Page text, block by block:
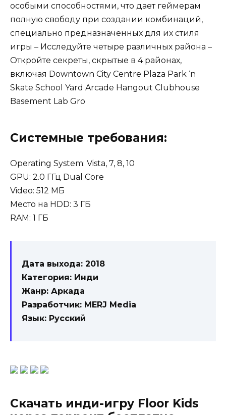
особыми способностями, что дает геймерам
полную свободу при создании комбинаций,
специально предназначенных для их стиля
игры – Исследуйте четыре различных района –
Откройте секреты, скрытые в 4 районах,
включая Downtown City Centre Plaza Park ‘n
Skate School Yard Arcade Hangout Clubhouse
Basement Lab Gro
Системные требования:
Operating System: Vista, 7, 8, 10
GPU: 2.0 ГГц Dual Core
Video: 512 МБ
Место на HDD: 3 ГБ
RAM: 1 ГБ
Дата выхода: 2018
Категория: Инди
Жанр: Аркада
Разработчик: MERJ Media
Язык: Русский
Скачать инди-игру Floor Kids